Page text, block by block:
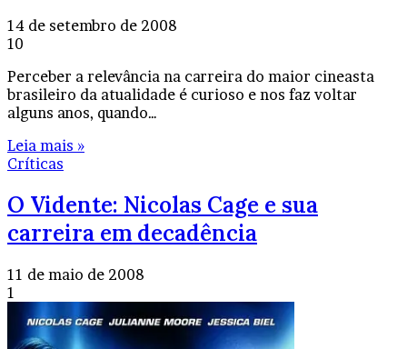
14 de setembro de 2008
10
Perceber a relevância na carreira do maior cineasta
brasileiro da atualidade é curioso e nos faz voltar
alguns anos, quando…
Leia mais »
Críticas
O Vidente: Nicolas Cage e sua
carreira em decadência
11 de maio de 2008
1